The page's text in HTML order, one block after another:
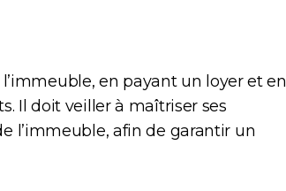
en payant un loyer et en
Il doit veiller à maîtriser ses
l’immeuble, afin de garantir un